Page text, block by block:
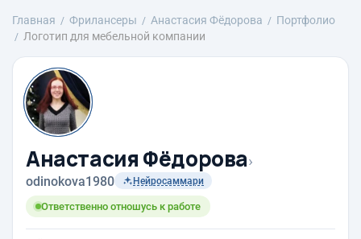
Главная Фрилансеры Анастасия Фёдорова
Портфолио
Логотип для мебельной компании
Анастасия Фёдорова›
odinokova1980 Нейросаммари
Ответственно отношусь к работе